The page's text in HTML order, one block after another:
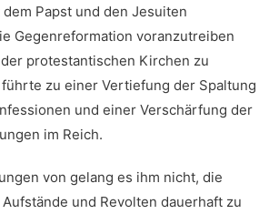
Papst ⁣und den Jesuiten
Gegenreformation⁣ voranzutreiben
protestantischen⁣ Kirchen zu
zu einer ‍Vertiefung der Spaltung
und einer Verschärfung der
im Reich.
von gelang es ihm nicht, die
und Revolten⁤ dauerhaft zu